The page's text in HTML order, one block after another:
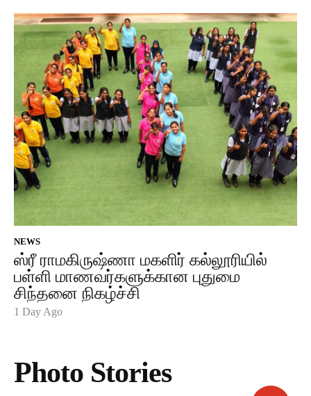
NEWS
ஸ்ரீ ராமகிருஷ்ணா மகளிர் கல்லூரியில்
பள்ளி மாணவர்களுக்கான புதுமை
சிந்தனை நிகழ்ச்சி
1 Day Ago
Photo Stories